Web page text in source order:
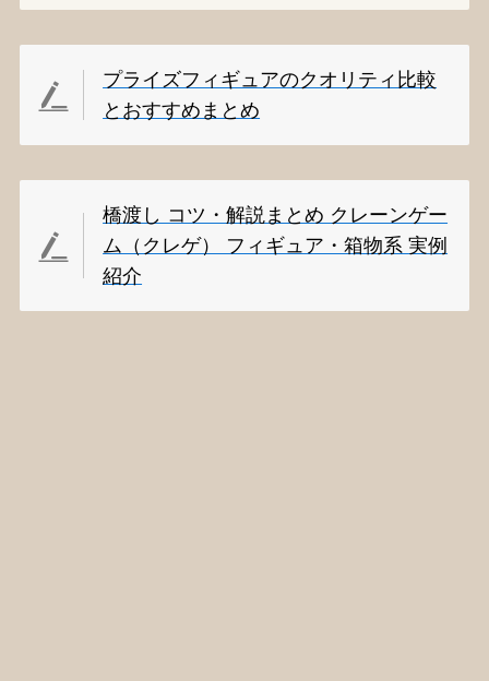
プライズフィギュアのクオリティ比較
とおすすめまとめ
橋渡し コツ・解説まとめ クレーンゲー
ム（クレゲ） フィギュア・箱物系 実例
紹介